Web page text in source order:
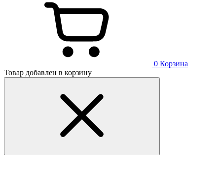
0 Корзина
Товар добавлен в корзину